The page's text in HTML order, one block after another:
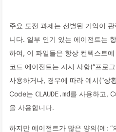
주요 도전 과제는 선별된 기억이
니다. 일부 인기 있는 에이전트는
하여, 이 파일들은 항상 컨텍스트
코드 에이전트는 지시 사항(“프로
사용하거나, 경우에 따라 예시(“상
Code는 CLAUDE.md를 사용하고,
을 사용합니다.
하지만 에이전트가 많은 양의(예: